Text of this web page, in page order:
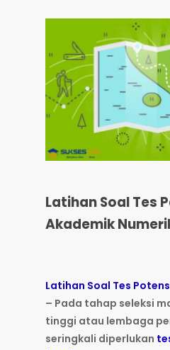
Latihan Soal Tes
Akademik
Latihan Soal Tes
– Pada tahap seleksi
tinggi atau lembaga
seringkali diperlukan